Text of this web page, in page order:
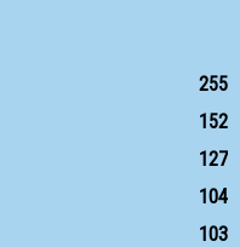
255
152
127
104
103